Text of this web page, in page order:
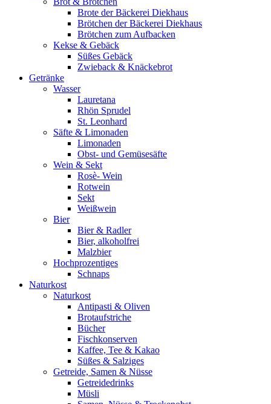
Brote der Bäckerei Diekhaus
Brötchen der Bäckerei Diekhaus
Brötchen zum Aufbacken
Kekse & Gebäck
Süßes Gebäck
Zwieback & Knäckebrot
Getränke
Wasser
Lauretana
Rhön Sprudel
St. Leonhard
Säfte & Limonaden
Limonaden
Obst- und Gemüsesäfte
Wein & Sekt
Rosè- Wein
Rotwein
Sekt
Weißwein
Bier
Bier & Radler
Bier, alkoholfrei
Malzbier
Hochprozentiges
Schnaps
Naturkost
Naturkost
Antipasti & Oliven
Brotaufstriche
Bücher
Fischkonserven
Kaffee, Tee & Kakao
Süßes & Salziges
Getreide, Samen & Nüsse
Getreidedrinks
Müsli